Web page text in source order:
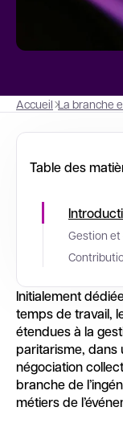
Accueil La branche
Table des
Gestion
Initialement
temps de travail,
étendues à la
paritarisme, dans
négociation
branche de
métiers de